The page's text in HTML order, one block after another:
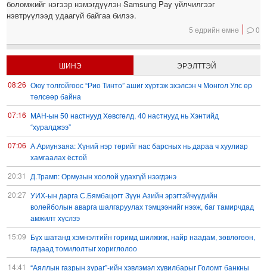
боломжийг нэгээр нэмэгдүүлэн Samsung Pay үйлчилгээг
нэвтрүүлээд удаагүй байгаа билээ.
5 өдрийн өмнө 0
ШИНЭ
ЭРЭЛТТЭЙ
08:26 Оюу толгойгоос “Рио Тинто” ашиг хүртэж эхэлсэн ч Монгол Улс өр
төлсөөр байна
07:16 МАН-ын 50 настнууд Хөвсгөлд, 40 настнууд нь Хэнтийд
“хуралджээ”
07:06 А.Ариунзаяа: Хүний нэр төрийг нас барсных нь дараа ч хуулиар
хамгаалах ёстой
20:31
Д.Трамп: Ормузын хоолой удахгүй нээгдэнэ
20:27 УИХ-ын дарга С.Бямбацогт Зүүн Азийн эрэгтэйчүүдийн
волейболын аварга шалгаруулах тэмцээнийг нээж, баг тамирчдад
амжилт хүслээ
15:09 Бүх шатанд хэмнэлтийн горимд шилжиж, найр наадам, зөвлөгөөн,
гадаад томилолтыг хориглолоо
14:41
“Аяллын газрын зураг”-ийн хэвлэмэл хувилбарыг Голомт банкны